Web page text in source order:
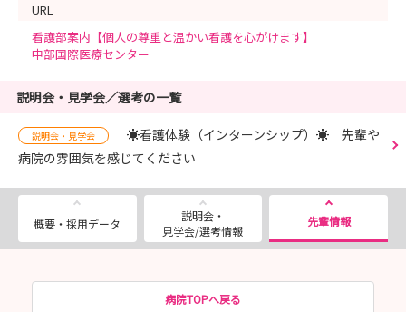
URL
看護部案内【個人の尊重と温かい看護を心がけます】
中部国際医療センター
説明会・見学会／選考の一覧
説明会・見学会
☀看護体験（インターンシップ）☀ 先輩や
病院の雰囲気を感じてください
概要・採用データ
説明会・
見学会/選考情報
先輩情報
病院TOPへ戻る